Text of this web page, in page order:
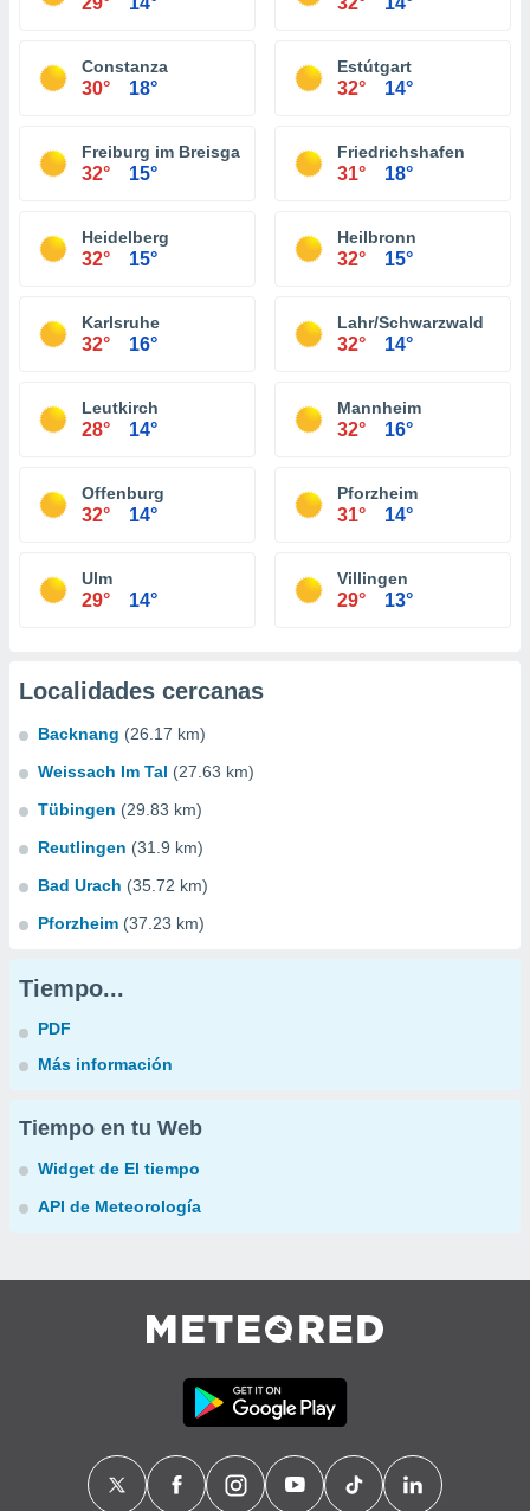
Constanza
30° 18°
Estútgart
32° 14°
Freiburg im Breisgau
32° 15°
Friedrichshafen
31° 18°
Heidelberg
32° 15°
Heilbronn
32° 15°
Karlsruhe
32° 16°
Lahr/Schwarzwald
32° 14°
Leutkirch
28° 14°
Mannheim
32° 16°
Offenburg
32° 14°
Pforzheim
31° 14°
Ulm
29° 14°
Villingen
29° 13°
Localidades cercanas
Backnang (26.17 km)
Weissach Im Tal (27.63 km)
Tübingen (29.83 km)
Reutlingen (31.9 km)
Bad Urach (35.72 km)
Pforzheim (37.23 km)
Tiempo...
PDF
Más información
Tiempo en tu Web
Widget de El tiempo
API de Meteorología